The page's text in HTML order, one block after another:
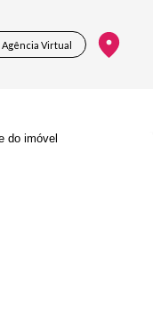
Agência Virtual